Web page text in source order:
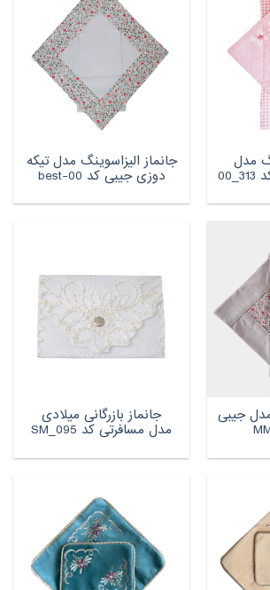
مدل جانماز الیزاسوینگ مدل تیکه
دوزی جیبی کد best-00
مدل جیبی جانماز بازرگانی میلادی
مدل مسافرتی کد SM_095